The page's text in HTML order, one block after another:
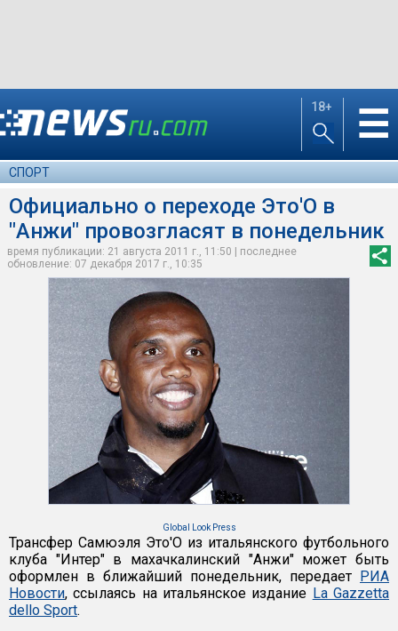
18+ ☰
СПОРТ
Официально о переходе Это'О в
"Анжи" провозгласят в понедельник
время публикации: 21 августа 2011 г., 11:50 | последнее
обновление: 07 декабря 2017 г., 10:35
Global Look Press
Трансфер Самюэля Это'О из итальянского футбольного
клуба "Интер" в махачкалинский "Анжи" может быть
оформлен в ближайший понедельник, передает РИА
Новости, ссылаясь на итальянское издание La Gazzetta
dello Sport.